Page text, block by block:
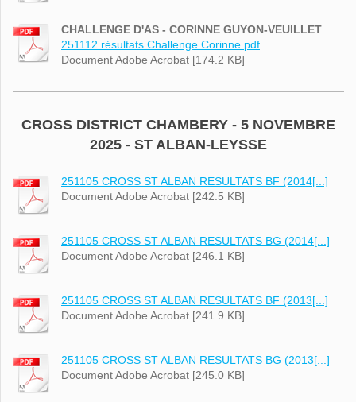
CHALLENGE D'AS - CORINNE GUYON-VEUILLET
251112 résultats Challenge Corinne.pdf
Document Adobe Acrobat [174.2 KB]
CROSS DISTRICT CHAMBERY - 5 NOVEMBRE
2025 - ST ALBAN-LEYSSE
251105 CROSS ST ALBAN RESULTATS BF (2014[...]
Document Adobe Acrobat [242.5 KB]
251105 CROSS ST ALBAN RESULTATS BG (2014[...]
Document Adobe Acrobat [246.1 KB]
251105 CROSS ST ALBAN RESULTATS BF (2013[...]
Document Adobe Acrobat [241.9 KB]
251105 CROSS ST ALBAN RESULTATS BG (2013[...]
Document Adobe Acrobat [245.0 KB]